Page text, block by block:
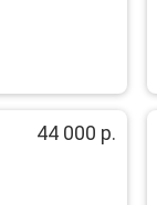
44 000 р.